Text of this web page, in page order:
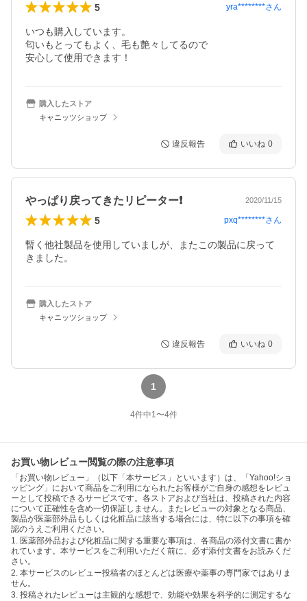
5 yra********さん
いつも購入しています。
匂いもとってもよく、毛も艶々してるので
安心して使用できます！
購入したストア
キャニッツショップ
違反報告 いいね 0
やっぱり戻ってきたリピーター❗️ 2020/11/15
5 pxq********さん
暫く他社製品を使用していましが、またこの製品に戻って
きました。
購入したストア
キャニッツショップ
違反報告 いいね 0
1
4件中1〜4件
お買い物レビュー閲覧の際の注意事項
「お買い物レビュー」（以下「本サービス」といいます）は、「Yahoo!ショ
ッピング」において商品をご利用になられたお客様がご自身の感想をレビュ
ーとして投稿できるサービスです。各ストアおよび当社は、投稿された内容
について正確性を含め一切保証しません。またレビューの対象となる商品、
製品が医薬部外品もしくは化粧品に該当する場合には、特に以下の事項を確
認のうえご利用ください。
1. 医薬部外品および化粧品に関する重要な事項は、各商品の添付文書に書か
れています。本サービスをご利用いただく前に、必ず添付文書をお読みくだ
さい。
2. 本サービスのレビュー投稿者のほとんどは医療や薬事の専門家ではありま
せん。
3. 投稿されたレビューは主観的な感想で、効能や効果を科学的に測定するな